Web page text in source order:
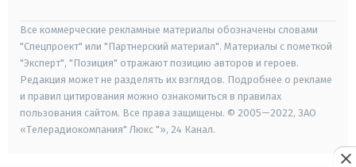
Все коммерческие рекламные материалы обозначены словами
"Спецпроект" или "Партнерский материал". Материалы с пометкой
"Эксперт", "Позиция" отражают позицию авторов и героев.
Редакция может не разделять их взглядов. Подробнее о рекламе
и правил цитирования можно ознакомиться в правилах
пользования сайтом. Все права защищены. © 2005—2022, ЗАО
«Телерадиокомпания" Люкс "», 24 Канал.